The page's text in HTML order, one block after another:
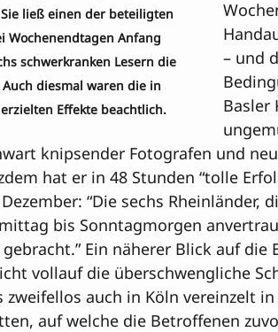
Sie ließ einen der beteiligten
Wochenendtagen Anfang
schwerkranken Lesern die
diesmal waren die in
Effekte beachtlich.
– und
Basler
knipsender Fotografen und
hat er in 48 Stunden “tolle
Dezember: “Die sechs Rheinländer,
bis Sonntagmorgen
Ein näherer Blick auf die
vollauf die überschwengliche
zweifellos auch in Köln vereinzelt
auf welche die Betroffenen